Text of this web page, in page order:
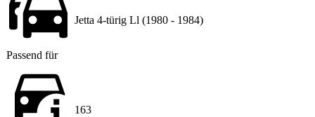
Passend für
Jetta 4-türig Ll (1980 - 1984)
163